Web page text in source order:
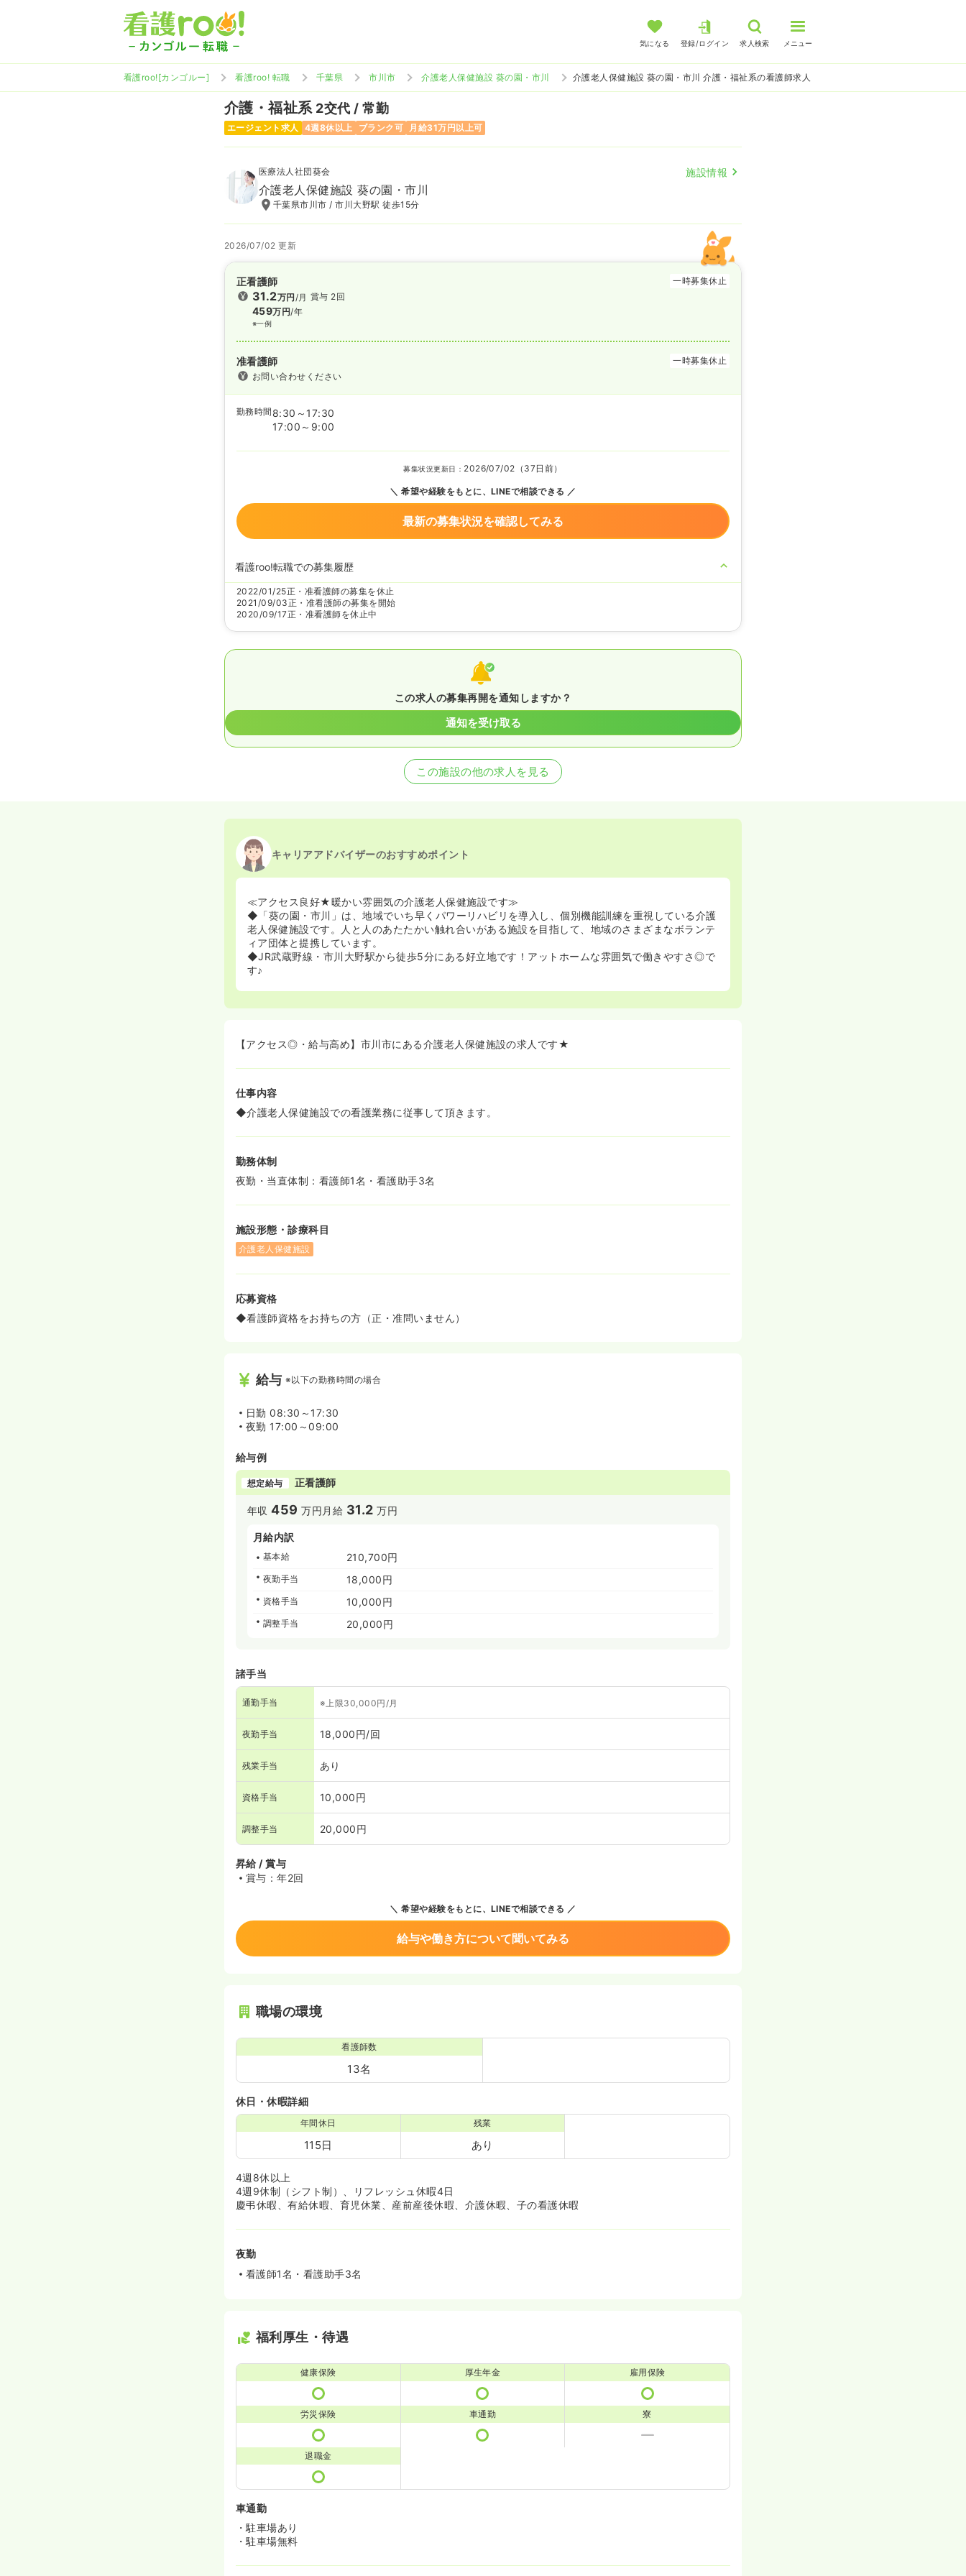
気になる 登録/ログイン 求人検索 メニュー
看護roo![カンゴルー] 看護roo! 転職 千葉県 市川市 介護老人保健施設 葵の園・市川 介護老人保健施設 葵の園・市川 介護・福祉系の看護師求人
介護・福祉系 2交代 / 常勤
エージェント求人 4週8休以上 ブランク可 月給31万円以上可
医療法人社団葵会 施設情報
介護老人保健施設 葵の園・市川
千葉県市川市 / 市川大野駅 徒歩15分
2026/07/02 更新
正看護師 一時募集休止
31.2万円/月
459万円/年
※一例
賞与 2回
准看護師
一時募集休止
お問い合わせください
勤務時間 8:30～17:30
17:00～9:00
募集状況更新日： 2026/07/02（37日前）
希望や経験をもとに、LINEで相談できる
最新の募集状況を確認してみる
看護roo!転職での募集履歴
2022/01/25正・准看護師の募集を休止
2021/09/03正・准看護師の募集を開始
2020/09/17正・准看護師を休止中
この求人の募集再開を通知しますか？
通知を受け取る
この施設の他の求人を見る
キャリアアドバイザーのおすすめポイント
≪アクセス良好★暖かい雰囲気の介護老人保健施設です≫
◆「葵の園・市川」は、地域でいち早くパワーリハビリを導入し、個別機能訓練を重視している介護
老人保健施設です。人と人のあたたかい触れ合いがある施設を目指して、地域のさまざまなボランテ
ィア団体と提携しています。
◆JR武蔵野線・市川大野駅から徒歩5分にある好立地です！アットホームな雰囲気で働きやすさ◎で
す♪
【アクセス◎・給与高め】市川市にある介護老人保健施設の求人です★
仕事内容
◆介護老人保健施設での看護業務に従事して頂きます。
勤務体制
夜勤・当直体制：看護師1名・看護助手3名
施設形態・診療科目
介護老人保健施設
応募資格
◆看護師資格をお持ちの方（正・准問いません）
給与 ※以下の勤務時間の場合
日勤 08:30～17:30
夜勤 17:00～09:00
給与例
想定給与 正看護師
年収459 万円 月給 31.2 万円
月給内訳
基本給 210,700円
夜勤手当 18,000円
資格手当 10,000円
調整手当 20,000円
諸手当
通勤手当 ※上限30,000円/月
夜勤手当 18,000円/回
残業手当 あり
資格手当 10,000円
調整手当 20,000円
昇給 / 賞与
賞与：年2回
希望や経験をもとに、LINEで相談できる
給与や働き方について聞いてみる
職場の環境
看護師数
13名
休日・休暇詳細
年間休日
115日
残業
あり
4週8休以上
4週9休制（シフト制）、リフレッシュ休暇4日
慶弔休暇、有給休暇、育児休業、産前産後休暇、介護休暇、子の看護休暇
夜勤
看護師1名・看護助手3名
福利厚生・待遇
健康保険 厚生年金 雇用保険
労災保険 車通勤 寮
退職金
車通勤
・駐車場あり
・駐車場無料